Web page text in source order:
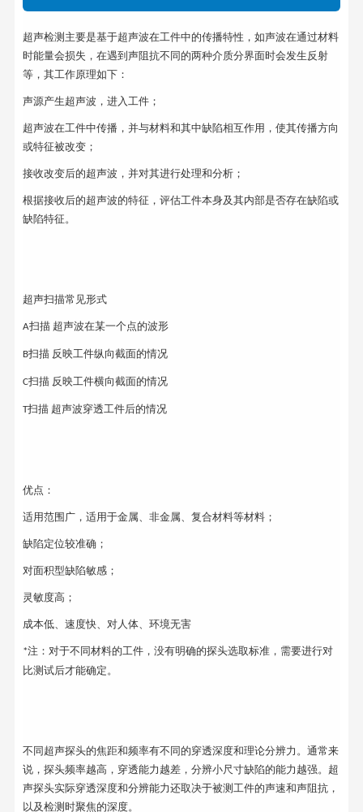
超声检测主要是基于超声波在工件中的传播特性，如声波在通过材料
时能量会损失，在遇到声阻抗不同的两种介质分界面时会发生反射
等，其工作原理如下：
声源产生超声波，进入工件；
超声波在工件中传播，并与材料和其中缺陷相互作用，使其传播方向
或特征被改变；
接收改变后的超声波，并对其进行处理和分析；
根据接收后的超声波的特征，评估工件本身及其内部是否存在缺陷或
缺陷特征。
超声扫描常见形式
A扫描超声波在某一个点的波形
B扫描反映工件纵向截面的情况
C扫描反映工件横向截面的情况
T扫描超声波穿透工件后的情况
优点：
适用范围广，适用于金属、非金属、复合材料等材料；
缺陷定位较准确；
对面积型缺陷敏感；
灵敏度高；
成本低、速度快、对人体、环境无害
*注：对于不同材料的工件，没有明确的探头选取标准，需要进行对
比测试后才能确定。
不同超声探头的焦距和频率有不同的穿透深度和理论分辨力。通常来
说，探头频率越高，穿透能力越差，分辨小尺寸缺陷的能力越强。超
声探头实际穿透深度和分辨能力还取决于被测工件的声速和声阻抗，
以及检测时聚焦的深度。